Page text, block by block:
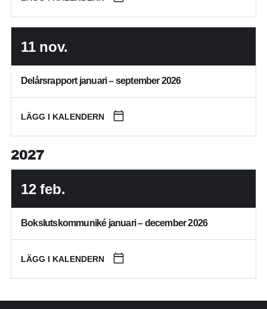
11 nov.
Delårsrapport januari – september 2026
LÄGG I KALENDERN
2027
12 feb.
Bokslutskommuniké januari – december 2026
LÄGG I KALENDERN